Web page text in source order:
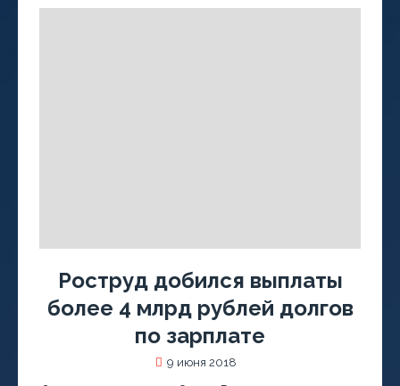
Роструд добился выплаты
более 4 млрд рублей долгов
по зарплате
9 июня 2018